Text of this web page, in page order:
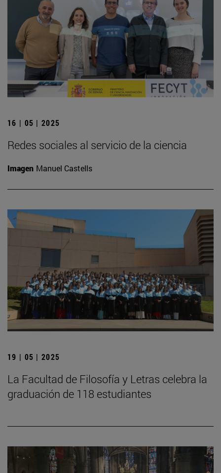
16 | 05 | 2025
Redes sociales al servicio de la ciencia
Imagen Manuel Castells
19 | 05 | 2025
La Facultad de Filosofía y Letras celebra la
graduación de 118 estudiantes